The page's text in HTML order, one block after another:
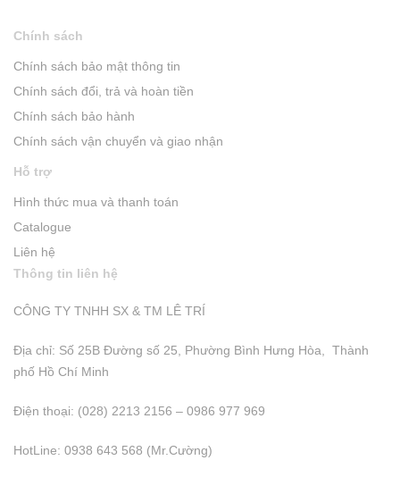
Chính sách
Chính sách bảo mật thông tin
Chính sách đổi, trả và hoàn tiền
Chính sách bảo hành
Chính sách vận chuyển và giao nhận
Hỗ trợ
Hình thức mua và thanh toán
Catalogue
Liên hệ
Thông tin liên hệ
CÔNG TY TNHH SX & TM LÊ TRÍ
Địa chỉ: Số 25B Đường số 25, Phường Bình Hưng Hòa, Thành
phố Hồ Chí Minh
Điện thoại: (028) 2213 2156 – 0986 977 969
HotLine: 0938 643 568 (Mr.Cường)